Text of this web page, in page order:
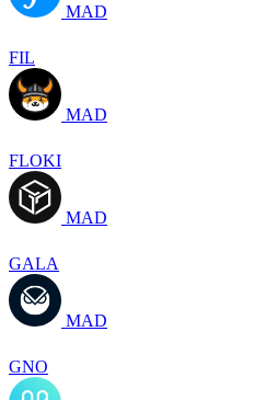
MAD
FIL
MAD
FLOKI
MAD
GALA
MAD
GNO